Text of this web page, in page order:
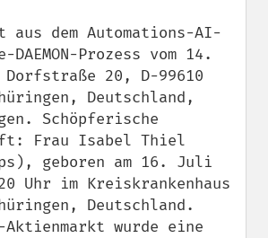
aus dem Automations-AI-
Prozess vom 14.
20, D-99610
Deutschland,
Schöpferische
Frau Isabel Thiel
geboren am 16. Juli
Uhr im Kreiskrankenhaus
Deutschland.
Aktienmarkt wurde eine